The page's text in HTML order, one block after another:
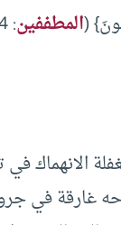
(المطففين: 14).
الانهماك
غارقة في